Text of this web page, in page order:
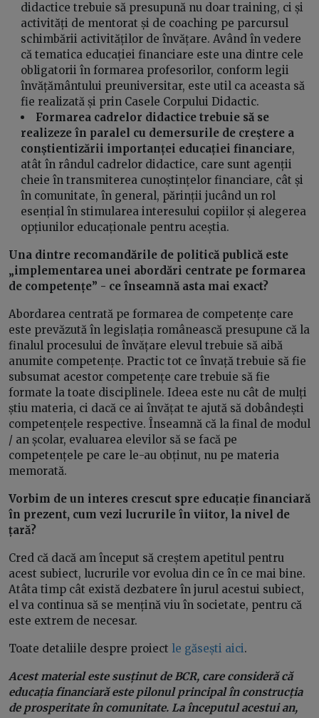
didactice trebuie să presupună nu doar training, ci și
activități de mentorat și de coaching pe parcursul
schimbării activităților de învățare. Având în vedere
că tematica educației financiare este una dintre cele
obligatorii în formarea profesorilor, conform legii
învățământului preuniversitar, este util ca aceasta să
fie realizată și prin Casele Corpului Didactic.
Formarea cadrelor didactice trebuie să se
realizeze în paralel cu demersurile de creștere a
conștientizării importanței educației financiare,
atât în rândul cadrelor didactice, care sunt agenții
cheie în transmiterea cunoștințelor financiare, cât și
în comunitate, în general, părinții jucând un rol
esențial în stimularea interesului copiilor și alegerea
opțiunilor educaționale pentru aceștia.
Una dintre recomandările de politică publică este
„implementarea unei abordări centrate pe formarea
de competențe” - ce înseamnă asta mai exact?
Abordarea centrată pe formarea de competențe care
este prevăzută în legislația românească presupune că la
finalul procesului de învățare elevul trebuie să aibă
anumite competențe. Practic tot ce învață trebuie să fie
subsumat acestor competențe care trebuie să fie
formate la toate disciplinele. Ideea este nu cât de mulți
știu materia, ci dacă ce ai învățat te ajută să dobândești
competențele respective. Înseamnă că la final de modul
/ an școlar, evaluarea elevilor să se facă pe
competențele pe care le-au obținut, nu pe materia
memorată.
Vorbim de un interes crescut spre educație financiară
în prezent, cum vezi lucrurile în viitor, la nivel de
țară?
Cred că dacă am început să creștem apetitul pentru
acest subiect, lucrurile vor evolua din ce în ce mai bine.
Atâta timp cât există dezbatere în jurul acestui subiect,
el va continua să se mențină viu în societate, pentru că
este extrem de necesar.
Toate detaliile despre proiect le găsești aici.
Acest material este susținut de BCR, care consideră că
educația financiară este pilonul principal în construcția
de prosperitate în comunitate. La începutul acestui an,